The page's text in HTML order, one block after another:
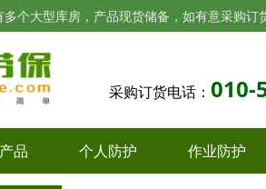
个大型库房，产品现货储备，如有意采购
品 个人防护 作业防护
采购订货电话： 010-